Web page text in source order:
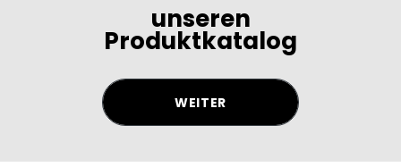
unseren
Produktkatalog
WEITER